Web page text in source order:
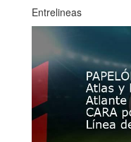
Entrelineas